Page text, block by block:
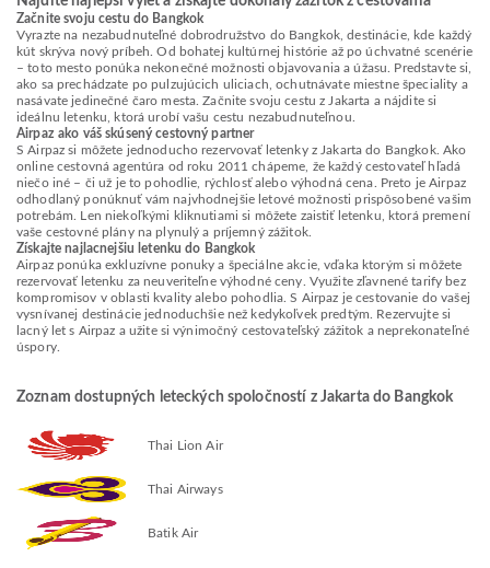
Začnite svoju cestu do Bangkok
Vyrazte na nezabudnuteľné dobrodružstvo do Bangkok, destinácie, kde každý
kút skrýva nový príbeh. Od bohatej kultúrnej histórie až po úchvatné scenérie
– toto mesto ponúka nekonečné možnosti objavovania a úžasu. Predstavte si,
ako sa prechádzate po pulzujúcich uliciach, ochutnávate miestne špeciality a
nasávate jedinečné čaro mesta. Začnite svoju cestu z Jakarta a nájdite si
ideálnu letenku, ktorá urobí vašu cestu nezabudnuteľnou.
Airpaz ako váš skúsený cestovný partner
S Airpaz si môžete jednoducho rezervovať letenky z Jakarta do Bangkok. Ako
online cestovná agentúra od roku 2011 chápeme, že každý cestovateľ hľadá
niečo iné – či už je to pohodlie, rýchlosť alebo výhodná cena. Preto je Airpaz
odhodlaný ponúknuť vám najvhodnejšie letové možnosti prispôsobené vašim
potrebám. Len niekoľkými kliknutiami si môžete zaistiť letenku, ktorá premení
vaše cestovné plány na plynulý a príjemný zážitok.
Získajte najlacnejšiu letenku do Bangkok
Airpaz ponúka exkluzívne ponuky a špeciálne akcie, vďaka ktorým si môžete
rezervovať letenku za neuveriteľne výhodné ceny. Využite zľavnené tarify bez
kompromisov v oblasti kvality alebo pohodlia. S Airpaz je cestovanie do vašej
vysnívanej destinácie jednoduchšie než kedykoľvek predtým. Rezervujte si
lacný let s Airpaz a užite si výnimočný cestovateľský zážitok a neprekonateľné
úspory.
Zoznam dostupných leteckých spoločností z Jakarta do Bangkok
Thai Lion Air
Thai Airways
Batik Air